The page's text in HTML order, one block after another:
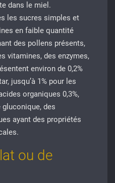
dans le miel.
les sucres simples et
en faible quantité
des pollens présents,
vitamines, des enzymes,
environ de 0,2%
jusqu’à 1% pour les
organiques 0,3%,
gluconique, des
ayant des propriétés
ou de